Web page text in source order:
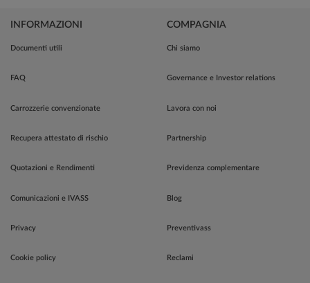
INFORMAZIONI
Documenti utili
FAQ
Carrozzerie convenzionate
Recupera attestato di rischio
Quotazioni e Rendimenti
Comunicazioni e IVASS
Privacy
Cookie policy
COMPAGNIA
Chi siamo
Governance e Investor relations
Lavora con noi
Partnership
Previdenza complementare
Blog
Preventivass
Reclami